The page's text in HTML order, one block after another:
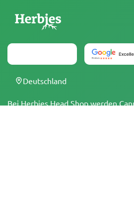
Bei Herbies Head Shop werden
Deutschland